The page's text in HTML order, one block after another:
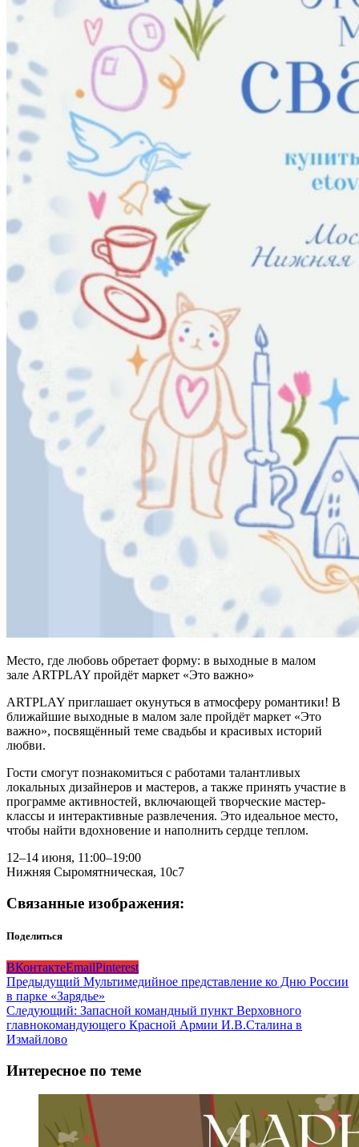
Место, где любовь обретает форму: в выходные в малом
зале ARTPLAY пройдёт маркет «Это важно»
ARTPLAY приглашает окунуться в атмосферу романтики! В
ближайшие выходные в малом зале пройдёт маркет «Это
важно», посвящённый теме свадьбы и красивых историй
любви.
Гости смогут познакомиться с работами талантливых
локальных дизайнеров и мастеров, а также принять участие в
программе активностей, включающей творческие мастер-
классы и интерактивные развлечения. Это идеальное место,
чтобы найти вдохновение и наполнить сердце теплом.
12–14 июня, 11:00–19:00
Нижняя Сыромятническая, 10с7
Связанные изображения:
Поделиться
ВКонтактеEmailPinterest
Навигация
записи
Предыдущий Мультимедийное представление ко Дню России
в парке «Зарядье»
Следующий: Запасной командный пункт Верховного
главнокомандующего Красной Армии И.В.Сталина в
Измайлово
Интересное по теме